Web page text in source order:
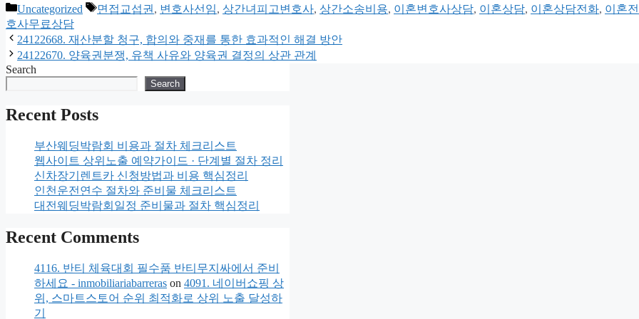
Categories
Uncategorized Tags
면접교섭권 , 변호사선임, 상간녀피고변호사, 상간소송비용, 이혼변호사상담, 이혼상담, 이혼상담전화, 이혼
호사무료상담
24122668. 재산분할 청구, 합의와 중재를 통한 효과적인 해결 방안
24122670. 양육권분쟁, 유책 사유와 양육권 결정의 상관 관계
Search
Search
Recent Posts
부산웨딩박람회 비용과 절차 체크리스트
웹사이트 상위노출 예약가이드 · 단계별 절차 정리
신차장기렌트카 신청방법과 비용 핵심정리
인천운전연수 절차와 준비물 체크리스트
대전웨딩박람회일정 준비물과 절차 핵심정리
Recent Comments
4116. 반티 체육대회 필수품 반티무지싸에서 준비
하세요 - inmobiliariabarreras on 4091. 네이버쇼핑 상
위, 스마트스토어 순위 최적화로 상위 노출 달성하
기